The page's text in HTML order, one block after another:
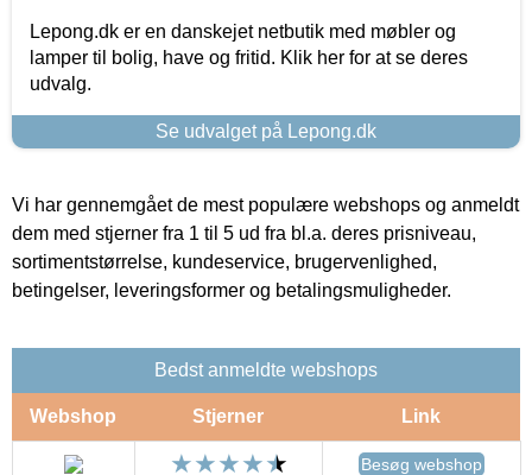
Lepong.dk er en danskejet netbutik med møbler og
lamper til bolig, have og fritid. Klik her for at se deres
udvalg.
Se udvalget på Lepong.dk
Vi har gennemgået de mest populære webshops og anmeldt
dem med stjerner fra 1 til 5 ud fra bl.a. deres prisniveau,
sortimentstørrelse, kundeservice, brugervenlighed,
betingelser, leveringsformer og betalingsmuligheder.
Bedst anmeldte webshops
Webshop Stjerner Link
Besøg webshop